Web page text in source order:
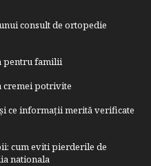
consult de ortopedie
pentru familii
cremei potrivite
ce informații merită verificate
cum eviti pierderile de
nationala